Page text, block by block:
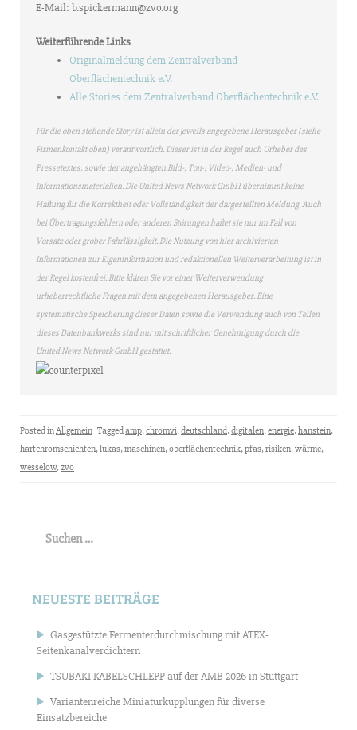
E-Mail: b.spickermann@zvo.org
Weiterführende Links
Originalmeldung dem Zentralverband
Oberflächentechnik e.V.
Alle Stories dem Zentralverband Oberflächentechnik e.V.
Für die oben stehende Story ist allein der jeweils angegebene Herausgeber (siehe
Firmenkontakt oben) verantwortlich. Dieser ist in der Regel auch Urheber des
Pressetextes, sowie der angehängten Bild-, Ton-, Video-, Medien- und
Informationsmaterialien. Die United News Network GmbH übernimmt keine
Haftung für die Korrektheit oder Vollständigkeit der dargestellten Meldung. Auch
bei Übertragungsfehlern oder anderen Störungen haftet sie nur im Fall von
Vorsatz oder grober Fahrlässigkeit. Die Nutzung von hier archivierten
Informationen zur Eigeninformation und redaktionellen Weiterverarbeitung ist in
der Regel kostenfrei. Bitte klären Sie vor einer Weiterverwendung
urheberrechtliche Fragen mit dem angegebenen Herausgeber. Eine
systematische Speicherung dieser Daten sowie die Verwendung auch von Teilen
dieses Datenbankwerks sind nur mit schriftlicher Genehmigung durch die
United News Network GmbH gestattet.
Posted inAllgemein Taggedamp,chromvi,deutschland,digitalen,energie,hanstein,
hartchromschichten,lukas,maschinen,oberflächentechnik,pfas,risiken,wärme,
wesselow,zvo
nach:
NEUESTE BEITRÄGE
Gasgestützte Fermenterdurchmischung mit ATEX-
Seitenkanalverdichtern
TSUBAKI KABELSCHLEPP auf der AMB 2026 in Stuttgart
Variantenreiche Miniaturkupplungen für diverse
Einsatzbereiche